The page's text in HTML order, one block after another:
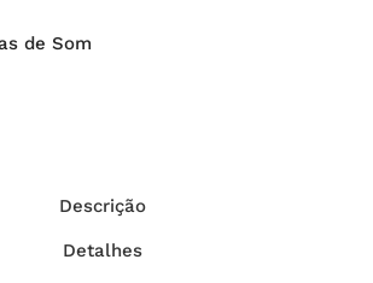
de Som
Descrição
Detalhes